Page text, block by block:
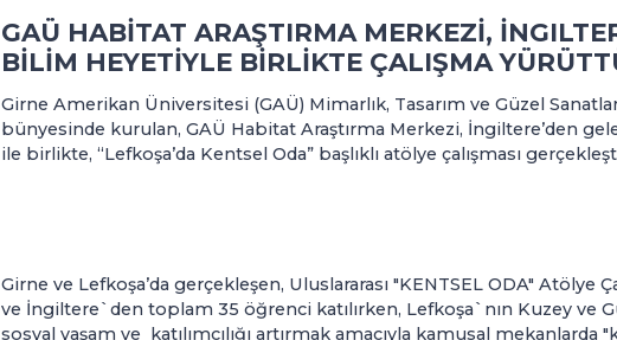
GAÜ HABİTAT ARAŞTIRMA MERKEZİ,
BİLİM HEYETİYLE BİRLİKTE ÇALIŞMA
Girne Amerikan Üniversitesi (GAÜ) Mimarlık, Tasarım ve Güzel
bünyesinde kurulan, GAÜ Habitat Araştırma Merkezi, İngiltere’den
ile birlikte, “Lefkoşa’da Kentsel Oda” başlıklı atölye çalışması
Girne ve Lefkoşa’da gerçekleşen, Uluslararası "KENTSEL ODA" Atölye
ve İngiltere`den toplam 35 öğrenci katılırken, Lefkoşa`nın Kuzey ve
sosyal yaşam ve katılımcılığı artırmak amacıyla kamusal mekanlarda